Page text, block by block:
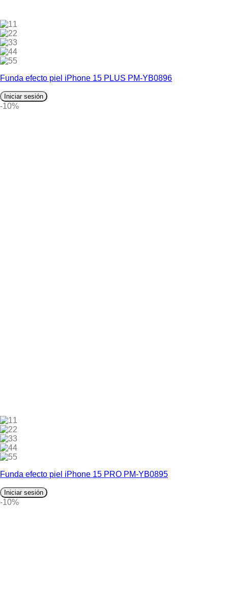
1
2
3
4
5
Funda efecto piel iPhone 15 PLUS PM-YB0896
Iniciar sesión
-10%
1
2
3
4
5
Funda efecto piel iPhone 15 PRO PM-YB0895
Iniciar sesión
-10%